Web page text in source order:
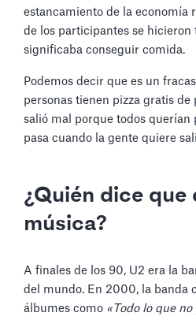
estancamiento de la economía
de los participantes se hicieron
significaba conseguir comida.
Podemos decir que es un
personas tienen pizza gratis de
salió mal porque todos querían
pasa cuando la gente quiere
¿Quién dice
música?
A finales de los 90, U2 era la
del mundo. En 2000, la banda
álbumes como «Todo lo que